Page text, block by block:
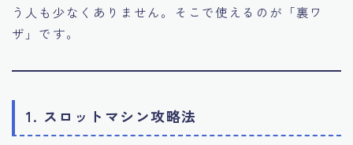
う人も少なくありません。そこで使えるのが「裏ワ
ザ」です。
1. スロットマシン攻略法